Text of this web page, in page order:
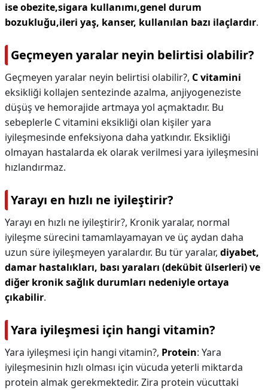
ise obezite,sigara kullanımı,genel durum
bozukluğu,ileri yaş, kanser, kullanılan bazı ilaçlardır.
Geçmeyen yaralar neyin belirtisi olabilir?
Geçmeyen yaralar neyin belirtisi olabilir?, C vitamini
eksikliği kollajen sentezinde azalma, anjiyogeneziste
düşüş ve hemorajide artmaya yol açmaktadır. Bu
sebeplerle C vitamini eksikliği olan kişiler yara
iyileşmesinde enfeksiyona daha yatkındır. Eksikliği
olmayan hastalarda ek olarak verilmesi yara iyileşmesini
hızlandırmaz.
Yarayı en hızlı ne iyileştirir?
Yarayı en hızlı ne iyileştirir?, Kronik yaralar, normal
iyileşme sürecini tamamlayamayan ve üç aydan daha
uzun süre iyileşmeyen yaralardır. Bu tür yaralar, diyabet,
damar hastalıkları, bası yaraları (dekübit ülserleri) ve
diğer kronik sağlık durumları nedeniyle ortaya
çıkabilir.
Yara iyileşmesi için hangi vitamin?
Yara iyileşmesi için hangi vitamin?, Protein: Yara
iyileşmesinin hızlı olması için vücuda yeterli miktarda
protein almak gerekmektedir. Zira protein vücuttaki